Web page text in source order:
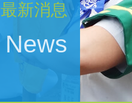
最新消息
News